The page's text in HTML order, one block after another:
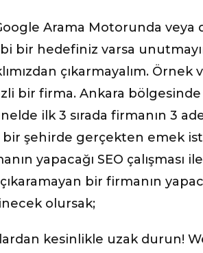
Arama Motorunda veya
bir hedefiniz varsa
çıkarmayalım. Örnek
bir firma. Ankara
ilk 3 sırada firmanın 3
şehirde gerçekten emek
yapacağı SEO çalışması
bir firmanın
olursak;
kesinlikle uzak durun!